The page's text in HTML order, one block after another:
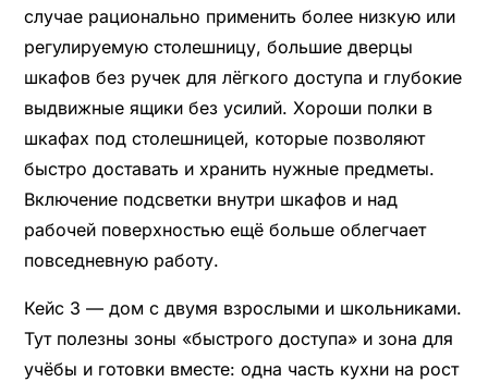
случае рационально применить более низкую или
регулируемую столешницу, большие дверцы
шкафов без ручек для лёгкого доступа и глубокие
выдвижные ящики без усилий. Хороши полки в
шкафах под столешницей, которые позволяют
быстро доставать и хранить нужные предметы.
Включение подсветки внутри шкафов и над
рабочей поверхностью ещё больше облегчает
повседневную работу.
Кейс 3 — дом с двумя взрослыми и школьниками.
Тут полезны зоны «быстрого доступа» и зона для
учёбы и готовки вместе: одна часть кухни на рост